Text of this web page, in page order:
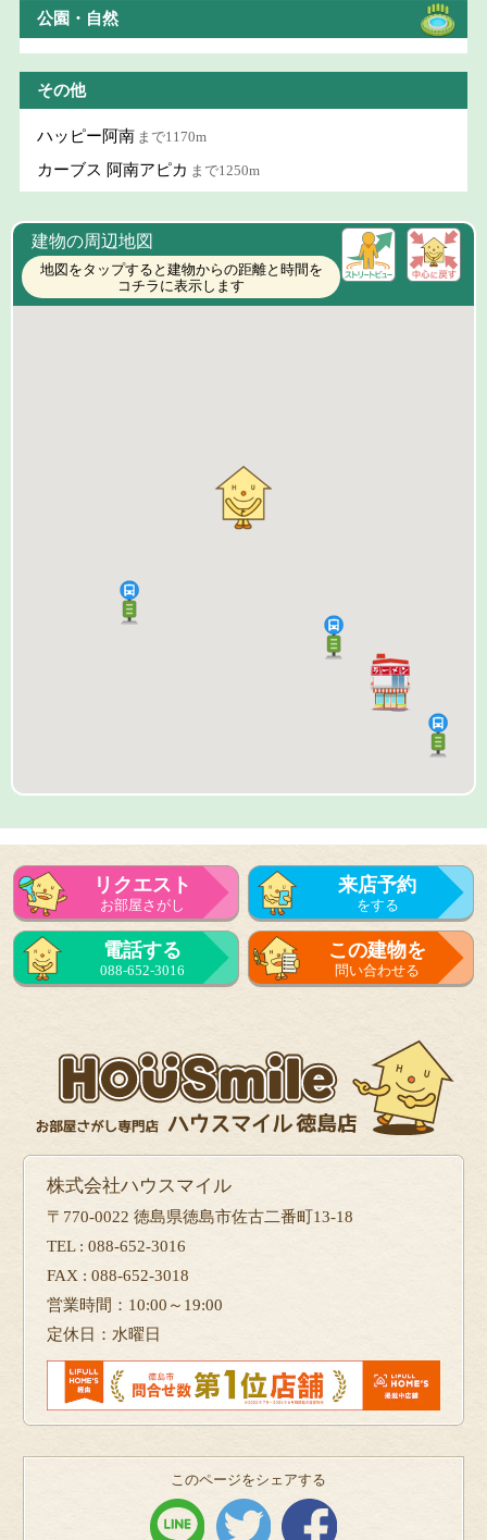
公園・自然
その他
ハッピー阿南 まで1170m
カーブス 阿南アピカ まで1250m
建物の周辺地図
地図をタップすると建物からの距離と時間を
コチラに表示します
リクエスト
お部屋さがし
来店予約
をする
来店予約
をする
電話する
088-652-3016
この建物を
問い合わせる
株式会社ハウスマイル
〒770-0022 徳島県徳島市佐古二番町13-18
TEL : 088-652-3016
FAX : 088-652-3018
営業時間：10:00～19:00
定休日：水曜日
このページをシェアする